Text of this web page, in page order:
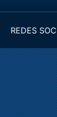
REDES